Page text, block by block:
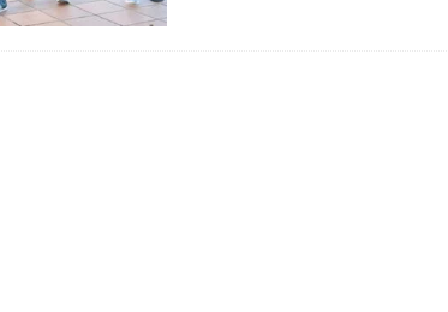
pone bajo la lupa a nuevo proveedor vinculado al entramado